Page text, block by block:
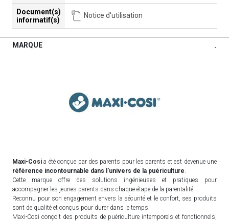
Document(s)
informatif(s)
Notice d'utilisation
MARQUE -
Maxi-Cosi a été conçue par des parents pour les parents et est devenue une
référence incontournable dans l'univers de la puériculture.
Cette marque offre des solutions ingénieuses et pratiques pour
accompagner les jeunes parents dans chaque étape de la parentalité.
Reconnu pour son engagement envers la sécurité et le confort, ses produits
sont de qualité et conçus pour durer dans le temps.
Maxi-Cosi conçoit des produits de puériculture intemporels et fonctionnels,